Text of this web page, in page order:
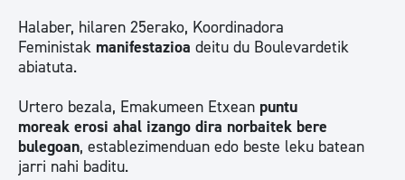
Halaber, hilaren 25erako, Koordinadora
Feministak manifestazioa deitu du Boulevardetik
abiatuta.
Urtero bezala, Emakumeen Etxean puntu
moreak erosi ahal izango dira norbaitek bere
bulegoan, establezimenduan edo beste leku batean
jarri nahi baditu.